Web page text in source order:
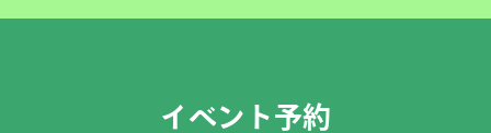
イベント予約